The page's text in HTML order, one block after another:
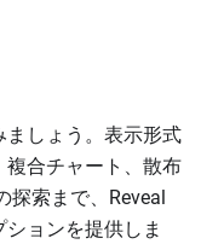
しょう。表示形式
合チャート、散布
探索まで、Reveal
ョンを提供しま